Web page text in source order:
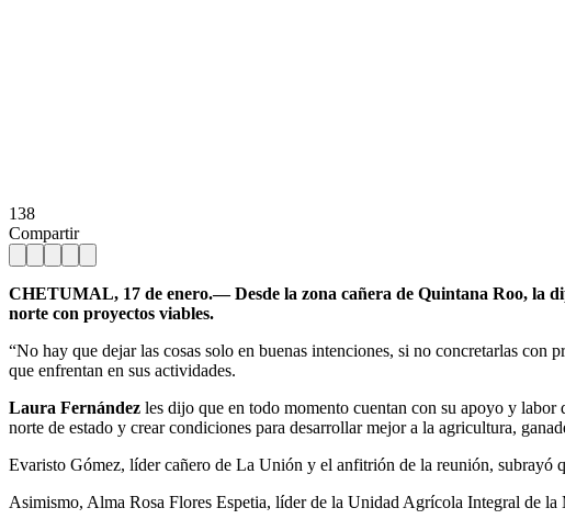
138
Compartir
CHETUMAL, 17 de enero.— Desde la zona cañera de Quintana Roo, la
norte con proyectos viables.
“No hay que dejar las cosas solo en buenas intenciones, si no concretarlas
que enfrentan en sus actividades.
Laura Fernández les dijo que en todo momento cuentan con su apoyo y labor
norte de estado y crear condiciones para desarrollar mejor a la agricultura,
Evaristo Gómez, líder cañero de La Unión y el anfitrión de la reunión, subrayó
Asimismo, Alma Rosa Flores Espetia, líder de la Unidad Agrícola Integral de